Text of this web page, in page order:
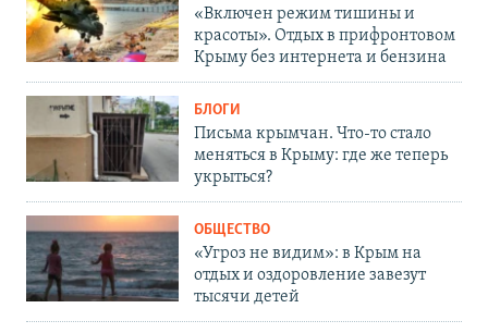
«Включен режим тишины и
красоты». Отдых в прифронтовом
Крыму без интернета и бензина
БЛОГИ
Письма крымчан. Что-то стало
меняться в Крыму: где же теперь
укрыться?
ОБЩЕСТВО
«Угроз не видим»: в Крым на
отдых и оздоровление завезут
тысячи детей